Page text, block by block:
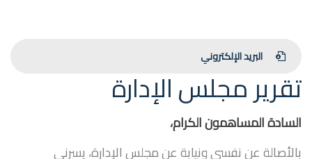
البريد الإلكتروني
تقرير مجلس الإدارة
السادة المساهمون الكرام،
بالأصالة عن نفسي ونيابة عن مجلس الإدارة، يسرني